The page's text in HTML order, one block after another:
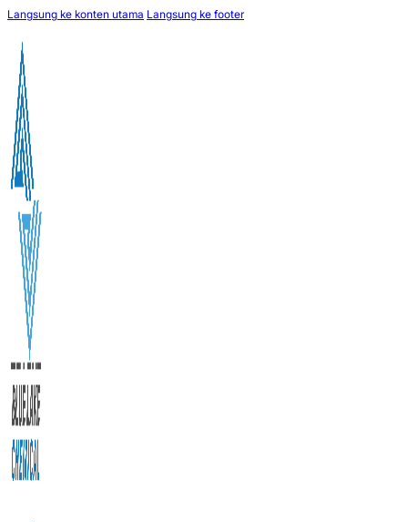
Langsung ke konten utama Langsung ke footer